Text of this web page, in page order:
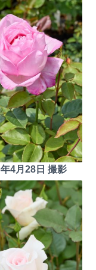
4月28日 撮影